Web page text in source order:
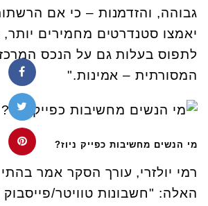
גבוהה, והזדמנות – כי אם
יאמצו סטנדרטים מחמירים יותר,
לתפוס בעלות גם על הנכס
המסורתית – אמינות."
מי הנשים מחשיבות כפייק ניוז?
רמי יולזרי, עורך הסקר אמר
האלה: "חשבונות טוויטר/פייסבוק